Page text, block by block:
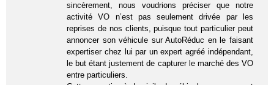
sincèrement, nous voudrions préciser que notre
activité VO n’est pas seulement drivée par les
reprises de nos clients, puisque tout particulier peut
annoncer son véhicule sur AutoRéduc en le faisant
expertiser chez lui par un expert agréé indépendant,
le but étant justement de capturer le marché des VO
entre particuliers.